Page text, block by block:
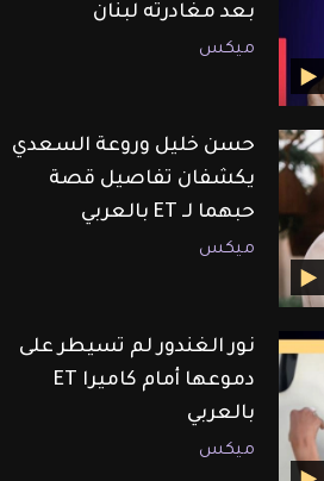
بعد مغادرته لبنان
ميكس
حسن خليل وروعة السعدي
يكشفان تفاصيل قصة
حبهما لـ ET بالعربي
ميكس
نور الغندور لم تسيطر على
دموعها أمام كاميرا ET
بالعربي
ميكس